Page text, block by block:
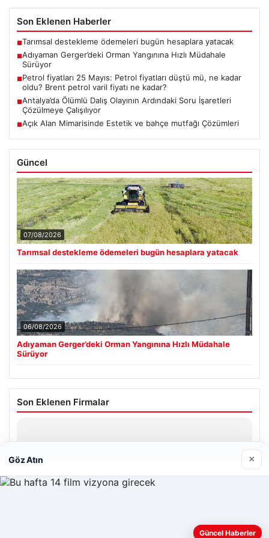
Son Eklenen Haberler
■Tarımsal destekleme ödemeleri bugün hesaplara yatacak
■Adıyaman Gerger’deki Orman Yangınına Hızlı Müdahale
Sürüyor
■Petrol fiyatları 25 Mayıs: Petrol fiyatları düştü mü, ne kadar
oldu? Brent petrol varil fiyatı ne kadar?
■Antalya’da Ölümlü Dalış Olayının Ardındaki Soru İşaretleri
Çözülmeye Çalışılıyor
■Açık Alan Mimarisinde Estetik ve bahçe mutfağı Çözümleri
Güncel
07/08/2026
Tarımsal destekleme ödemeleri bugün hesaplara yatacak
06/08/2026
Adıyaman Gerger’deki Orman Yangınına Hızlı Müdahale
Sürüyor
Son Eklenen Firmalar
Web sitemizi nasıl kullandığınızı daha iyi anlayabilmek,
Göz Atın ×
Güncel Haberler